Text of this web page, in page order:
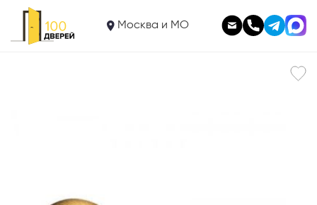
Москва и МО
Ручка SO1O 112ACF 5 400
В корзину